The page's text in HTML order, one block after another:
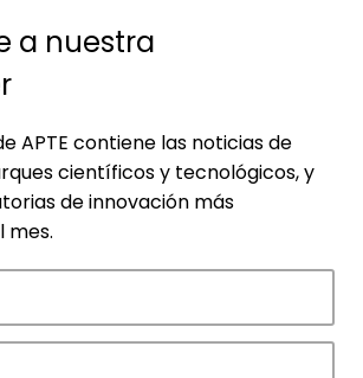
a nuestra
APTE contiene las noticias de
científicos y tecnológicos, y
de innovación más
mes.